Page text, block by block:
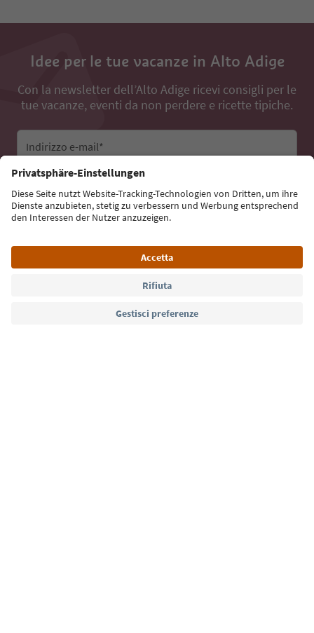
Idee per le tue vacanze in Alto Adige
Con la newsletter dell’Alto Adige ricevi consigli per le
tue vacanze, eventi da non perdere e ricette tipiche.
Indirizzo e-mail*
Iscriviti alla newsletter